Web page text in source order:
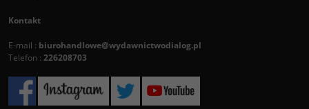
Kontakt
E-mail : biurohandlowe@wydawnictwodialog.pl
Telefon : 226208703